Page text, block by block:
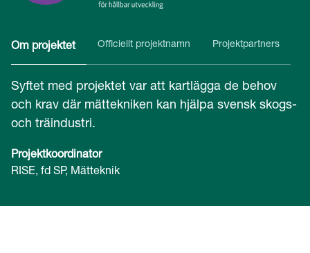
Om projektet Officiellt projektnamn Projektpartners
Syftet med projektet var att kartlägga de behov
och krav där mättekniken kan hjälpa svensk skogs-
och träindustri.
Projektkoordinator
RISE, fd SP, Mätteknik